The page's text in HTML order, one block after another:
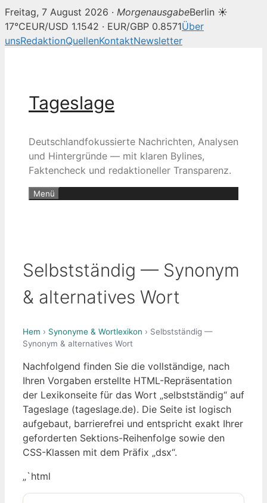
Freitag, 7 August 2026 · MorgenausgabeBerlin ☀
17°CEUR/USD 1.1542 · EUR/GBP 0.8571Über
unsRedaktionQuellenKontaktNewsletter
Tageslage
Deutschlandfokussierte Nachrichten, Analysen
und Hintergründe — mit klaren Bylines,
Faktencheck und redaktioneller Transparenz.
Menü
Selbstständig — Synonym
& alternatives Wort
Hem › Synonyme & Wortlexikon › Selbstständig —
Synonym & alternatives Wort
Nachfolgend finden Sie die vollständige, nach
Ihren Vorgaben erstellte HTML-Repräsentation
der Lexikonseite für das Wort „selbstständig“ auf
Tageslage (tageslage.de). Die Seite ist logisch
aufgebaut, barrierefrei und entspricht exakt Ihrer
geforderten Sektions-Reihenfolge sowie den
CSS-Klassen mit dem Präfix „dsx“.
„`html